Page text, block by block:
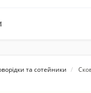
та сотейники